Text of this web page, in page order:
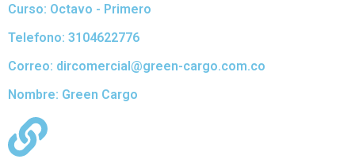
Curso: Octavo - Primero
Telefono: 3104622776
Correo: dircomercial@green-cargo.com.co
Nombre: Green Cargo